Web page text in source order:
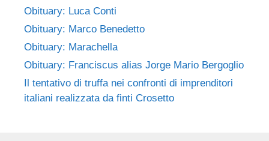
Obituary: Luca Conti
Obituary: Marco Benedetto
Obituary: Marachella
Obituary: Franciscus alias Jorge Mario Bergoglio
Il tentativo di truffa nei confronti di imprenditori
italiani realizzata da finti Crosetto